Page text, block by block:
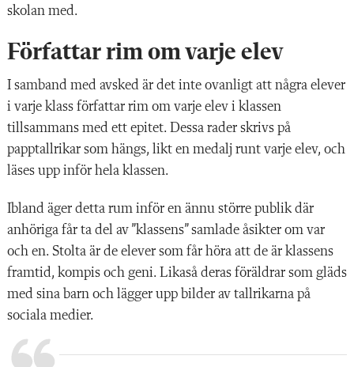
skolan med.
Författar rim om varje elev
I samband med avsked är det inte ovanligt att några elever
i varje klass författar rim om varje elev i klassen
tillsammans med ett epitet. Dessa rader skrivs på
papptallrikar som hängs, likt en medalj runt varje elev, och
läses upp inför hela klassen.
Ibland äger detta rum inför en ännu större publik där
anhöriga får ta del av ”klassens” samlade åsikter om var
och en. Stolta är de elever som får höra att de är klassens
framtid, kompis och geni. Likaså deras föräldrar som gläds
med sina barn och lägger upp bilder av tallrikarna på
sociala medier.